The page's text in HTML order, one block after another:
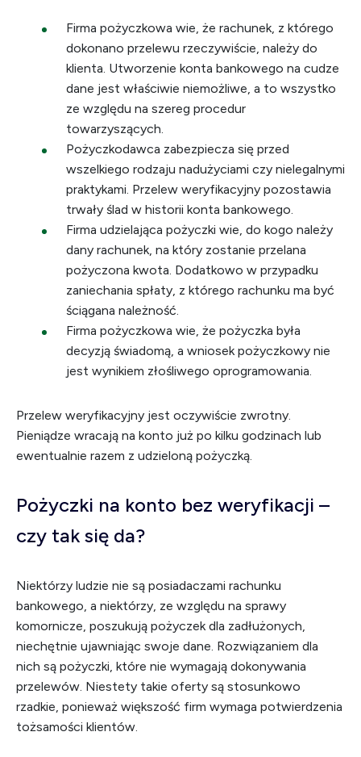
Firma pożyczkowa wie, że rachunek, z którego
dokonano przelewu rzeczywiście, należy do
klienta. Utworzenie konta bankowego na cudze
dane jest właściwie niemożliwe, a to wszystko
ze względu na szereg procedur
towarzyszących.
Pożyczkodawca zabezpiecza się przed
wszelkiego rodzaju nadużyciami czy nielegalnymi
praktykami. Przelew weryfikacyjny pozostawia
trwały ślad w historii konta bankowego.
Firma udzielająca pożyczki wie, do kogo należy
dany rachunek, na który zostanie przelana
pożyczona kwota. Dodatkowo w przypadku
zaniechania spłaty, z którego rachunku ma być
ściągana należność.
Firma pożyczkowa wie, że pożyczka była
decyzją świadomą, a wniosek pożyczkowy nie
jest wynikiem złośliwego oprogramowania.
Przelew weryfikacyjny jest oczywiście zwrotny.
Pieniądze wracają na konto już po kilku godzinach lub
ewentualnie razem z udzieloną pożyczką.
Pożyczki na konto bez weryfikacji –
czy tak się da?
Niektórzy ludzie nie są posiadaczami rachunku
bankowego, a niektórzy, ze względu na sprawy
komornicze, poszukują pożyczek dla zadłużonych,
niechętnie ujawniając swoje dane. Rozwiązaniem dla
nich są pożyczki, które nie wymagają dokonywania
przelewów. Niestety takie oferty są stosunkowo
rzadkie, ponieważ większość firm wymaga potwierdzenia
tożsamości klientów.